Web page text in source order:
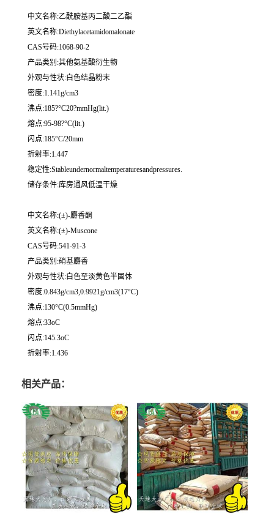
中文名称:乙酰胺基丙二酸二乙酯
英文名称:Diethylacetamidomalonate
CAS号码:1068-90-2
产品类别:其他氨基酸衍生物
外观与性状:白色结晶粉末
密度:1.141g/cm3
沸点:185?°C20?mmHg(lit.)
熔点:95-98?°C(lit.)
闪点:185°C/20mm
折射率:1.447
稳定性:Stableundernormaltemperaturesandpressures.
储存条件:库房通风低温干燥
中文名称:(±)-麝香酮
英文名称:(±)-Muscone
CAS号码:541-91-3
产品类别:硝基麝香
外观与性状:白色至淡黄色半固体
密度:0.843g/cm3,0.9921g/cm3(17°C)
沸点:130°C(0.5mmHg)
熔点:33oC
闪点:145.3oC
折射率:1.436
相关产品：